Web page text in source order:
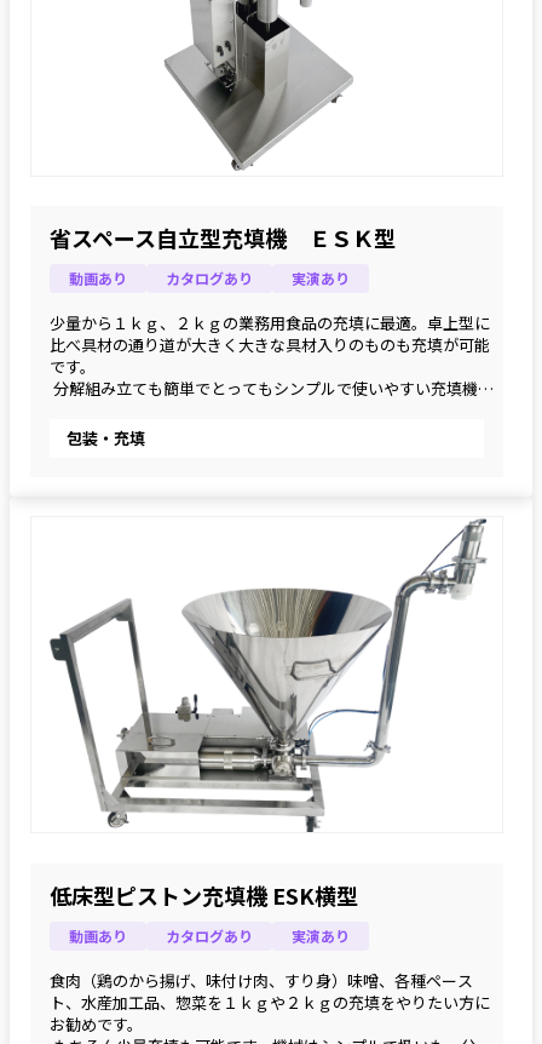
省スペース自立型充填機 ＥＳＫ型
動画あり カタログあり 実演あり
少量から１ｋｇ、２ｋｇの業務用食品の充填に最適。卓上型に
比べ具材の通り道が大きく大きな具材入りのものも充填が可能
です。
分解組み立ても簡単でとってもシンプルで使いやすい充填機で
包装・充填
低床型ピストン充填機 ESK横型
動画あり カタログあり 実演あり
食肉（鶏のから揚げ、味付け肉、すり身）味噌、各種ペース
ト、水産加工品、惣菜を１ｋｇや２ｋｇの充填をやりたい方に
お勧めです。